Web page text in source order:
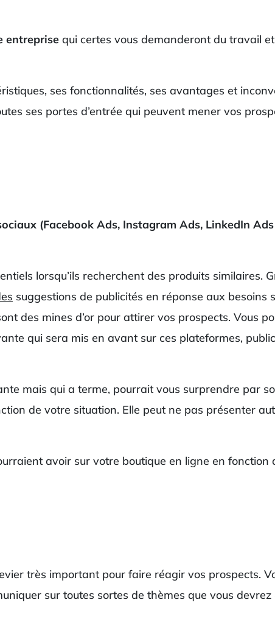
entreprise qui certes vous demanderont du travail
ses fonctionnalités, ses avantages et
ses portes d’entrée qui peuvent mener vos
(Facebook Ads, Instagram Ads, LinkedIn Ads
lorsqu’ils recherchent des produits similaires.
suggestions de publicités en réponse aux besoins
des mines d’or pour attirer vos prospects. Vous
qui sera mis en avant sur ces plateformes,
mais qui a terme, pourrait vous surprendre par
de votre situation. Elle peut ne pas présenter
avoir sur votre boutique en ligne en fonction
très important pour faire réagir vos prospects.
sur toutes sortes de thèmes que vous